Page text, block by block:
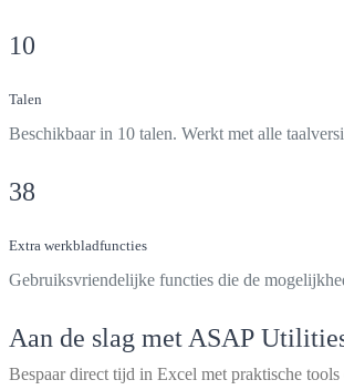
10
Talen
Beschikbaar in 10 talen. Werkt met alle
38
Extra werkbladfuncties
Gebruiksvriendelijke functies die de
Aan de slag met ASAP
Bespaar direct tijd in Excel met praktische